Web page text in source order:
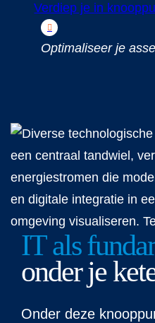
Verdiep je in
Optimaliseer je
IT als
onder je
Onder deze